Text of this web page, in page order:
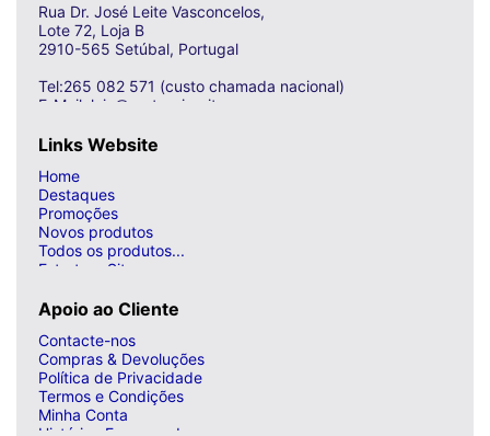
Rua Dr. José Leite Vasconcelos,
Lote 72, Loja B
2910-565 Setúbal, Portugal
Tel:265 082 571 (custo chamada nacional)
E-Mail: loja@curto-circuito.com
Links Website
Home
Destaques
Promoções
Novos produtos
Todos os produtos...
Estrutura Site
Apoio ao Cliente
Contacte-nos
Compras & Devoluções
Política de Privacidade
Termos e Condições
Minha Conta